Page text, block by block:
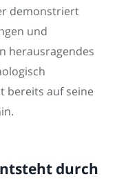
demonstriert
und
herausragendes
bereits auf seine
durch